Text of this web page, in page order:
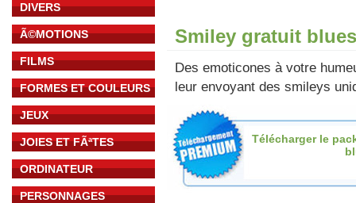
DIVERS
Ã©MOTIONS
FILMS
FORMES ET COULEURS
JEUX
JOIES ET FÃªTES
ORDINATEUR
PERSONNAGES
Smiley gratuit
Des emoticones à votre
leur envoyant des smileys
Télécharger le